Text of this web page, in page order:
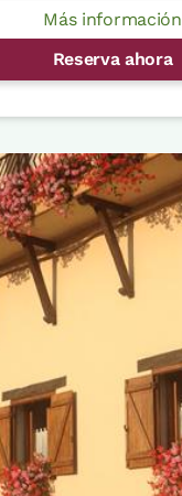
Más información
Reserva ahora